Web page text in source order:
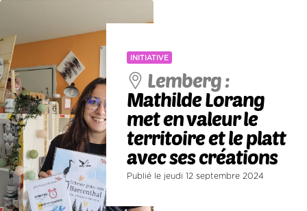
INITIATIVE
Lemberg :
Mathilde Lorang
met en valeur le
territoire et le platt
avec ses créations
Publié le jeudi 12 septembre 2024